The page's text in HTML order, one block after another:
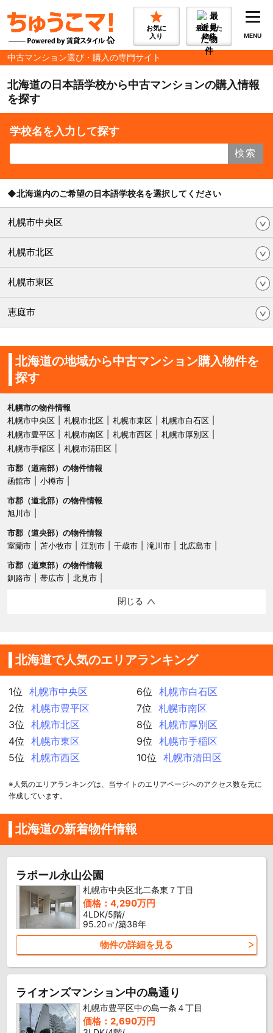
お気に
入り
最近見た
物件
MENU
中古マンション選び・購入の専門サイト
北海道の日本語学校から中古マンションの購入情報
を探す
学校名を入力して探す
検索
◆北海道内のご希望の日本語学校名を選択してください
札幌市中央区
札幌市北区
札幌市東区
恵庭市
北海道の地域から中古マンション購入物件を
探す
札幌市の物件情報
札幌市中央区
札幌市北区 札幌市東区
札幌市白石区
札幌市豊平区
札幌市南区 札幌市西区
札幌市厚別区
札幌市手稲区
札幌市清田区
市郡（道南部）の物件情報
函館市
小樽市
市郡（道北部）の物件情報
旭川市
市郡（道央部）の物件情報
室蘭市
苫小牧市 江別市 千歳市 滝川市
北広島市
市郡（道東部）の物件情報
釧路市
帯広市 北見市
閉じる
北海道で人気のエリアランキング
1位
札幌市中央区
2位
札幌市豊平区
3位
札幌市北区
4位
札幌市東区
5位
札幌市西区
6位
札幌市白石区
7位
札幌市南区
8位
札幌市厚別区
9位
札幌市手稲区
10位
札幌市清田区
※人気のエリアランキングは、当サイトのエリアページへのアクセス数を元に
作成しています。
北海道の新着物件情報
ラポール永山公園
札幌市中央区北二条東７丁目
価格：4,290万円
4LDK/5階/
95.20㎡/築38年
物件の詳細を見る
ライオンズマンション中の島通り
札幌市豊平区中の島一条４丁目
価格：2,690万円